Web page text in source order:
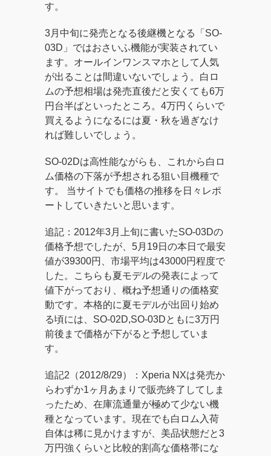
す。
3月中旬に発売となる後継機となる「SO-
03D」ではおさいふ機能が実装されてい
ます。オールインワンスマホとして人気
が出ることは間違いないでしょう。白ロ
ムの予想相場は発売直後だと安くても6万
円台半ばといったところ。4万円くらいで
買えるようになるには夏・秋を過ぎなけ
れば難しいでしょう。
SO-02Dは高性能ながらも、これから白ロ
ム価格の下落が予想される狙い目機種で
す。 当サイトでも価格の推移を日々レポ
ートしていきたいと思います。
追記：2012年3月上旬に書いたSO-03Dの
価格予想でしたが、5月19日の本日で最安
値が39300円、市場平均は43000円程度で
した。こちらも夏モデルの発表によって
値下がっており、概ね予想通りの価格変
動です。本格的に夏モデルが出回り始め
る頃には、SO-02D,SO-03Dともに3万円
前後まで価格が下がると予想していま
す。
追記2（2012/8/29）：Xperia NXは発売か
らわずか1ヶ月あまりで販売終了してしま
ったため、在庫流通量が極めて少ない機
種となっています。現在でも白ロム入荷
自体は稀に見かけますが、美品状態だと3
万円強くらいと比較的割高な価格帯にな